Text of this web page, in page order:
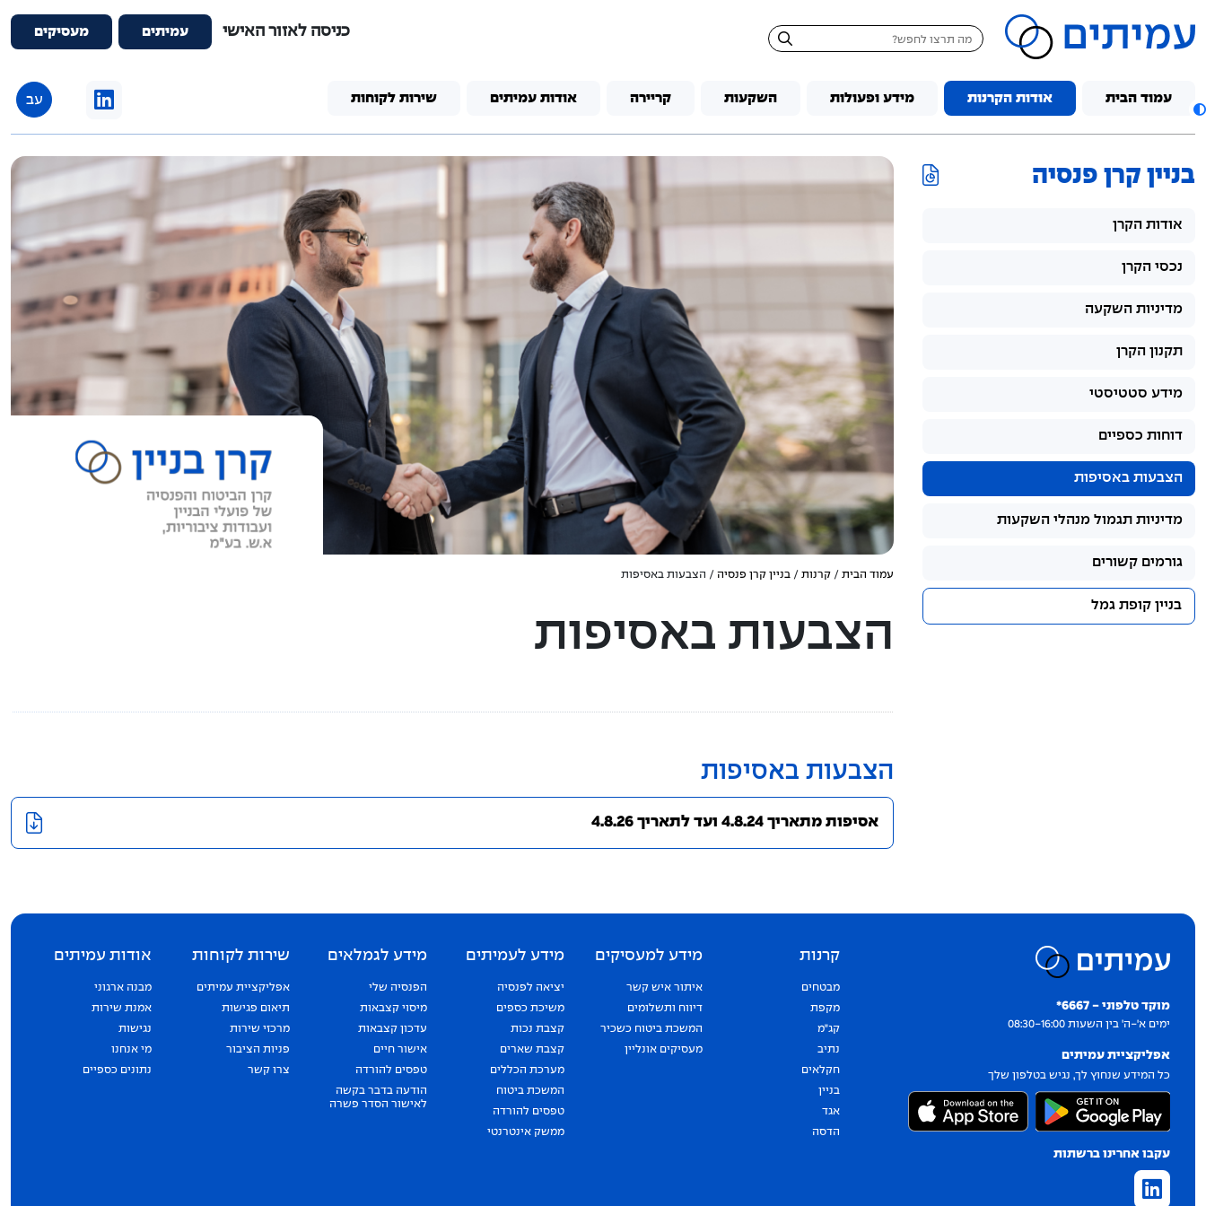
כניסה לאזור האישי עמיתים מעסיקים
עמוד הבית אודות הקרנות מידע ופעולות השקעות קריירה אודות עמיתים שירות לקוחות עב
בניין קרן פנסיה
אודות הקרן
נכסי הקרן
מדיניות השקעה
תקנון הקרן
מידע סטטיסטי
דוחות כספיים
הצבעות באסיפות
מדיניות תגמול מנהלי השקעות
גורמים קשורים
בניין קופת גמל
עמוד הבית / קרנות / בניין קרן פנסיה / הצבעות באסיפות
הצבעות באסיפות
הצבעות באסיפות
אסיפות מתאריך 4.8.24 ועד לתאריך 4.8.26
מוקד טלפוני - 6667*
ימים א'-ה' בין השעות 08:30-16:00
אפליקציית עמיתים
כל המידע שנחוץ לך, נגיש בטלפון שלך
עקבו אחרינו ברשתות
קרנות
מבטחים
מקפת
קג״מ
נתיב
חקלאים
בניין
אגד
הדסה
מידע למעסיקים
איתור איש קשר
דיווח ותשלומים
המשכת ביטוח כשכיר
מעסיקים אונליין
מידע לעמיתים
יציאה לפנסיה
משיכת כספים
קצבת נכות
קצבת שארים
מערכת הכללים
המשכת ביטוח
טפסים להורדה
ממשק אינטרנטי
מידע לגמלאים
הפנסיה שלי
מיסוי קצבאות
עדכון קצבאות
אישור חיים
טפסים להורדה
הודעה בדבר בקשה
לאישור הסדר פשרה
שירות לקוחות
אפליקציית עמיתים
תיאום פגישות
מרכזי שירות
פניות הציבור
צרו קשר
אודות עמיתים
מבנה ארגוני
אמנת שירות
נגישות
מי אנחנו
נתונים כספיים